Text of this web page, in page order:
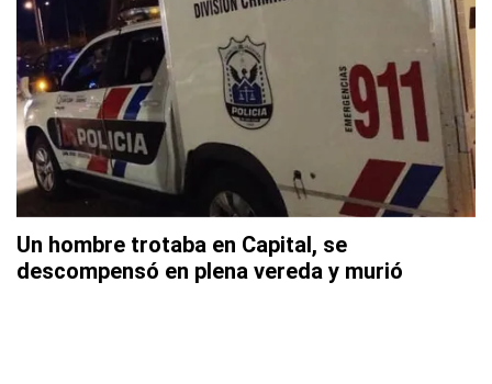
Un hombre trotaba en Capital, se
descompensó en plena vereda y murió